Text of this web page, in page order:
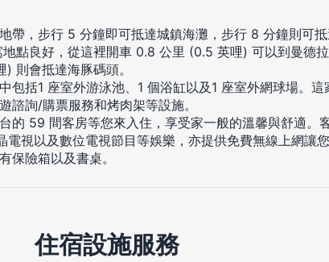
帶，步行 5 分鐘即可抵達城鎮海灘，步行 8 分鐘則可
點良好，從這裡開車 0.8 公里 (0.5 英哩) 可以到曼德
則會抵達海豚碼頭。
包括1 座室外游泳池、1 個浴缸以及1 座室外網球場。這
諮詢/購票服務和烤肉架等設施。
的 59 間客房等您來入住，享受家一般的溫馨與舒適。
電視以及數位電視節目等娛樂，亦提供免費無線上網讓
保險箱以及書桌。
住宿設施服務